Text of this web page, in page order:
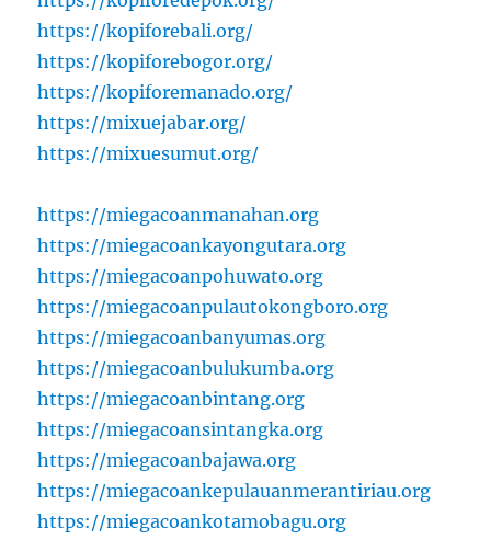
https://kopiforebali.org/
https://kopiforebogor.org/
https://kopiforemanado.org/
https://mixuejabar.org/
https://mixuesumut.org/
https://miegacoanmanahan.org
https://miegacoankayongutara.org
https://miegacoanpohuwato.org
https://miegacoanpulautokongboro.org
https://miegacoanbanyumas.org
https://miegacoanbulukumba.org
https://miegacoanbintang.org
https://miegacoansintangka.org
https://miegacoanbajawa.org
https://miegacoankepulauanmerantiriau.org
https://miegacoankotamobagu.org